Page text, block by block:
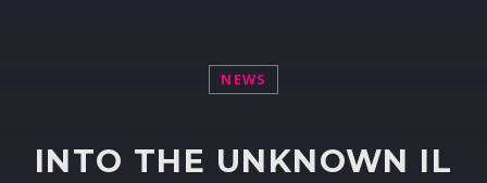
NEWS
INTO THE UNKNOWN IL